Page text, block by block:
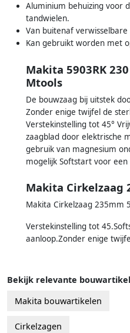
Aluminium behuizing voor
tandwielen.
Van buitenaf verwisselbare
Kan gebruikt worden met
Makita 5903RK
Mtools
De bouwzaag bij uitstek
Zonder enige twijfel de
Verstekinstelling tot 45°
zaagblad door elektrische
gebruik van magnesium
mogelijk Softstart voor
Makita Cirkelzaag
Makita Cirkelzaag 235mm
Verstekinstelling tot
aanloop.Zonder enige
Bekijk relevante
Makita bouwartikelen
Cirkelzagen